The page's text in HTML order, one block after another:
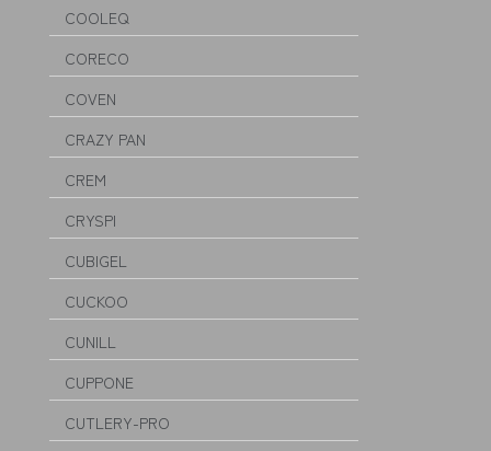
COOLEQ
CORECO
COVEN
CRAZY PAN
CREM
CRYSPI
CUBIGEL
CUCKOO
CUNILL
CUPPONE
CUTLERY-PRO